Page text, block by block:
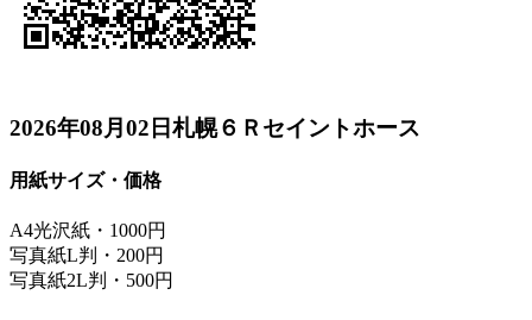
2026年08月02日札幌６Ｒセイントホース
用紙サイズ・価格
A4光沢紙・1000円
写真紙L判・200円
写真紙2L判・500円